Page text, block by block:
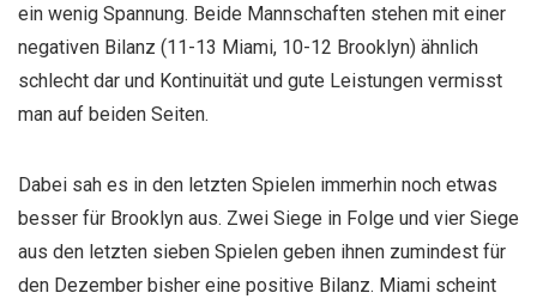
ein wenig Spannung. Beide Mannschaften stehen mit einer
negativen Bilanz (11-13 Miami, 10-12 Brooklyn) ähnlich
schlecht dar und Kontinuität und gute Leistungen vermisst
man auf beiden Seiten.
Dabei sah es in den letzten Spielen immerhin noch etwas
besser für Brooklyn aus. Zwei Siege in Folge und vier Siege
aus den letzten sieben Spielen geben ihnen zumindest für
den Dezember bisher eine positive Bilanz. Miami scheint